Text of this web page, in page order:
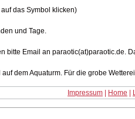
das Symbol klicken)
und Tage.
bitte Email an paraotic(at)paraotic.de.
dem Aquaturm. Für die grobe
Impressum Home